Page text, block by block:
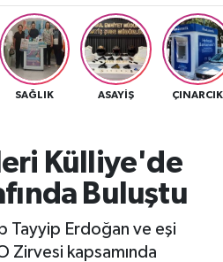
SAĞLIK ASAYİŞ ÇINARCIK
Külliye'de
Buluştu
Tayyip Erdoğan ve eşi
Zirvesi kapsamında
Haritası